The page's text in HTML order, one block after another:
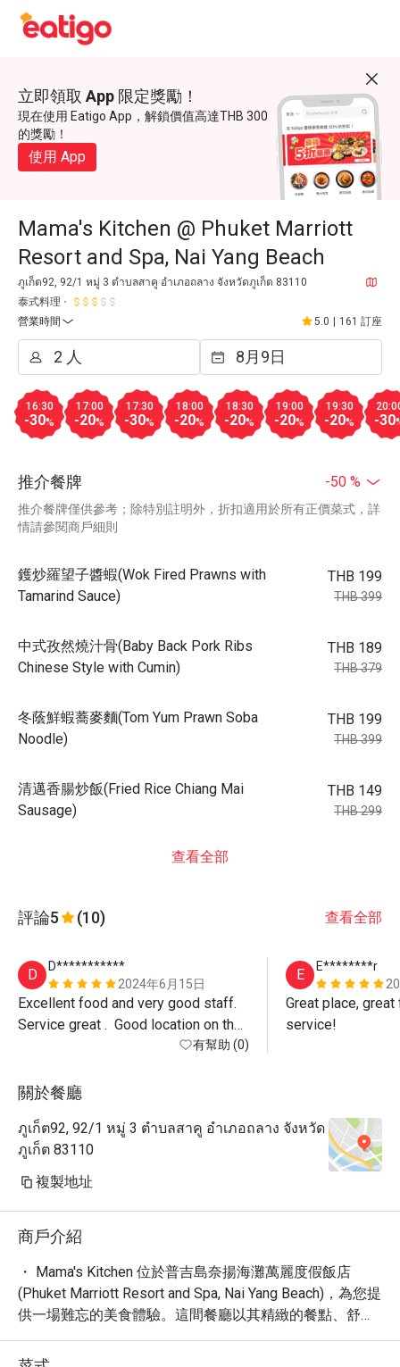
立即領取 App 限定獎勵！
現在使用 Eatigo App，解鎖價值高達THB 300
的獎勵！
使用 App
Mama's Kitchen @ Phuket Marriott
Resort and Spa, Nai Yang Beach
ภูเก็ต92, 92/1 หมู่ 3 ตำบลสาคู อำเภอถลาง จังหวัดภูเก็ต 83110
泰式料理
營業時間
5.0 161 訂座
16:30
-30%
17:00
-20%
17:30
-30%
18:00
-20%
18:30
-20%
19:00
-20%
19:30
-20% -30
推介餐牌 -50 %
推介餐牌僅供參考；除特別註明外，折扣適用於所有正價菜式，詳
情請參閱商戶細則
鑊炒羅望子醬蝦(Wok Fired Prawns with
Tamarind Sauce)
THB 199
THB 399
中式孜然燒汁骨(Baby Back Pork Ribs
Chinese Style with Cumin)
THB 189
THB 379
冬蔭鮮蝦蕎麥麵(Tom Yum Prawn Soba
Noodle)
THB 199
THB 399
清邁香腸炒飯(Fried Rice Chiang Mai
Sausage)
THB 149
THB 299
查看全部
評論5 (10) 查看全部
D
D***********
2024年6月15日
Excellent food and very good staff.
Service great .  Good location on the
sea front.  Car park next to the
the beach by the fire.  Children loved
有幫助 (0)
E
E********r
Great place,
關於餐廳
ภูเก็ต92, 92/1 หมู่ 3 ตำบลสาคู อำเภอถลาง จังหวัด
ภูเก็ต 83110
複製地址
商戶介紹
・ Mama's Kitchen 位於普吉島奈揚海灘萬麗度假飯店
(Phuket Marriott Resort and Spa, Nai Yang Beach)，為您提
供一場難忘的美食體驗。這間餐廳以其精緻的餐點、舒適
的氛圍，以及絕佳的戶外用餐區而聞名，無論是與摯愛共
享浪漫時光，或是與親友歡聚，都能在此找到完美的用餐